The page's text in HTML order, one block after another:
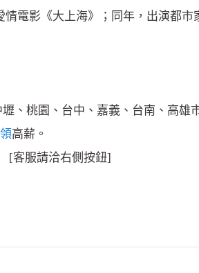
電影《大上海》；同年，出演都
、桃園、台中、嘉義、台南、高雄
高薪。
服請洽右側按鈕]